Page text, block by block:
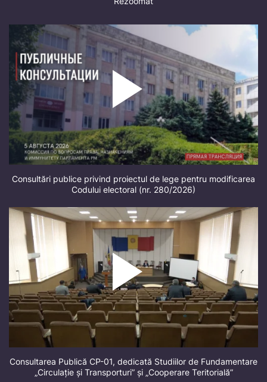
Consultări publice privind proiectul de lege pentru modificarea
Codului electoral (nr. 280/2026)
Consultarea Publică CP-01, dedicată Studiilor de Fundamentare
„Circulație și Transporturi” și „Cooperare Teritorială”